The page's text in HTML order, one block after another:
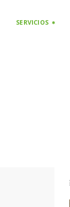
SERVICIOS